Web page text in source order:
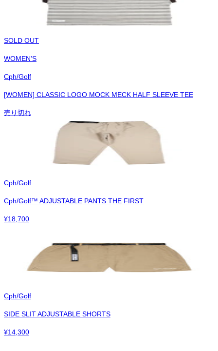
SOLD OUT
WOMEN'S
Cph/Golf
[WOMEN] CLASSIC LOGO MOCK MECK HALF SLEEVE TEE
売り切れ
Cph/Golf
Cph/Golf™︎ ADJUSTABLE PANTS THE FIRST
¥18,700
Cph/Golf
SIDE SLIT ADJUSTABLE SHORTS
¥14,300